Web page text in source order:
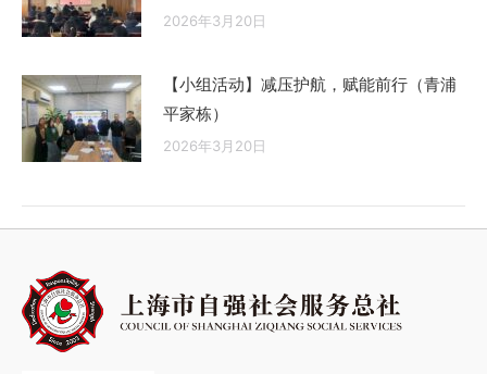
2026年3月20日
【小组活动】减压护航，赋能前行（青浦
平家栋）
2026年3月20日